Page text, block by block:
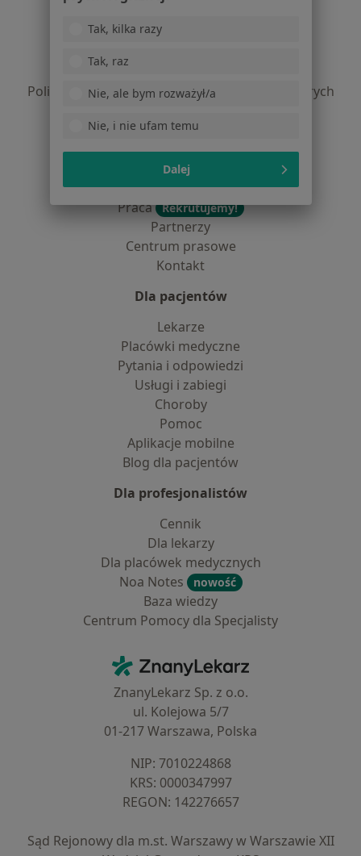
Regulamin
Polityka prywatności pacjentów
Polityka prywatności profesjonalistów
Polityka prywatności dla profesjonalistów, których
Polityka cookies
Jak działają wyniki wyszukiwania
Dostępność
O nas
Praca Rekrutujemy!
Partnerzy
Centrum prasowe
Kontakt
Dla pacjentów
Lekarze
Placówki medyczne
Pytania i odpowiedzi
Usługi i zabiegi
Choroby
Pomoc
Aplikacje mobilne
Blog dla pacjentów
Dla profesjonalistów
Cennik
Dla lekarzy
Dla placówek medycznych
Noa Notes
nowość
Baza wiedzy
Centrum Pomocy dla Specjalisty
ZnanyLekarz - Strona główna
ZnanyLekarz Sp. z o.o.
ul. Kolejowa 5/7
01-217 Warszawa, Polska
NIP: ⁠7010224868
KRS: ⁠0000347997
REGON: ⁠142276657
Sąd Rejonowy dla m.st. Warszawy w Warszawie XII
Tak, kilka razy
Tak, raz
Nie, ale bym rozważył/a
Nie, i nie ufam temu
Dalej